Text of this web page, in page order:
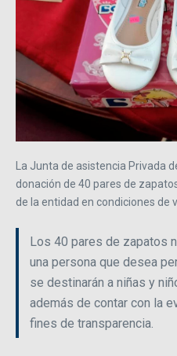
La Junta de asistencia Privada
donación de 40 pares de
de la entidad en condiciones de
Los 40 pares de zapatos
una persona que desea
se destinarán a niñas y
además de contar con la
fines de transparencia.